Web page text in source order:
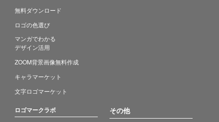
無料ダウンロード
ロゴの色選び
マンガでわかる
デザイン活用
ZOOM背景画像無料作成
キャラマーケット
文字ロゴマーケット
ロゴマークラボ その他